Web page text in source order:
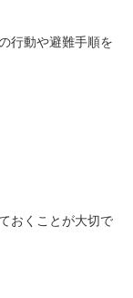
行動や避難手順を
おくことが大切で